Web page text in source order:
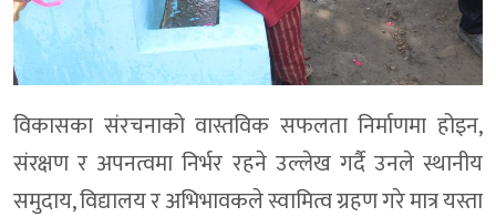
विकासका संरचनाको वास्तविक सफलता निर्माणमा होइन,
संरक्षण र अपनत्वमा निर्भर रहने उल्लेख गर्दै उनले स्थानीय
समुदाय, विद्यालय र अभिभावकले स्वामित्व ग्रहण गरे मात्र यस्ता